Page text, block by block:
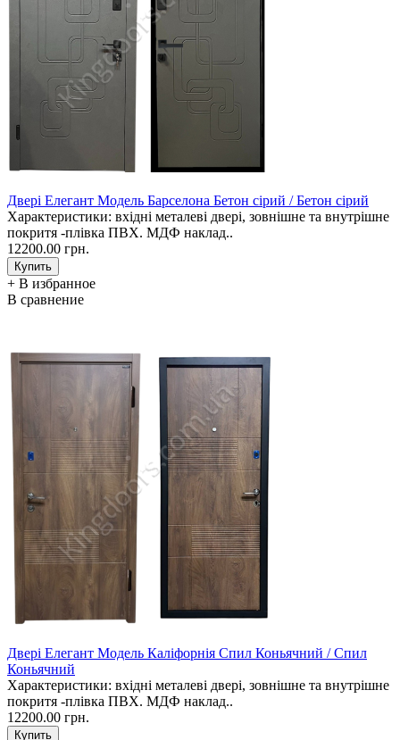
Двері Елегант Модель Барселона Бетон сірий / Бетон сірий
Характеристики: вхідні металеві двері, зовнішне та внутрішне
покритя -плівка ПВХ. МДФ наклад..
12200.00 грн.
+ В избранное
В сравнение
Двері Елегант Модель Каліфорнія Спил Коньячний / Спил
Коньячний
Характеристики: вхідні металеві двері, зовнішне та внутрішне
покритя -плівка ПВХ. МДФ наклад..
12200.00 грн.